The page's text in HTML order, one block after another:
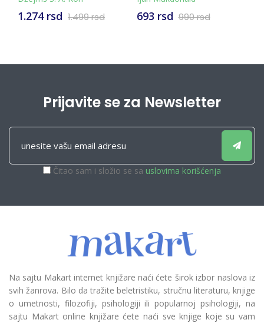
1.499 rsd 693 rsd 990 rsd 792 rsd
Prijavite se za Newsletter
Čitao sam i složio se sa uslovima korišćenja
Na sajtu Makart internet knjižare naći ćete širok izbor naslova iz
svih žanrova. Bilo da tražite beletristiku, stručnu literaturu, knjige
o umetnosti, filozofiji, psihologiji ili popularnoj psihologiji, na
sajtu Makart online knjižare ćete naći sve knjige koje su vam